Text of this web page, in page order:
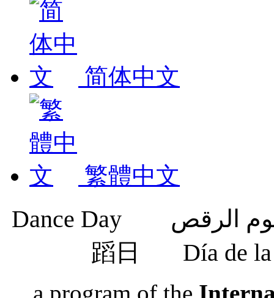
简体中文
繁體中文
蹈日 Día de
a program of the